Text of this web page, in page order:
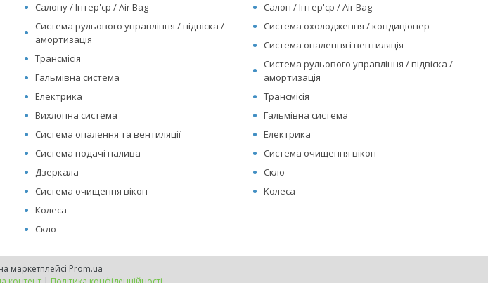
Салону / Інтер'єр / Air Bag
Система рульового управління / підвіска /
амортизація
Трансмісія
Гальмівна система
Електрика
Вихлопна система
Система опалення та вентиляції
Система подачі палива
Дзеркала
Система очищення вікон
Колеса
Скло
Салон / Інтер'єр / Air Bag
Система охолодження / кондиціонер
Система опалення і вентиляція
Система рульового управління / підвіска /
амортизація
Трансмісія
Гальмівна система
Електрика
Система очищення вікон
Скло
Колеса
маркетплейсі Prom.ua